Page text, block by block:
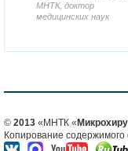
МНТК, доктор
медицинских наук
© 2013 «МНТК «
Копирование